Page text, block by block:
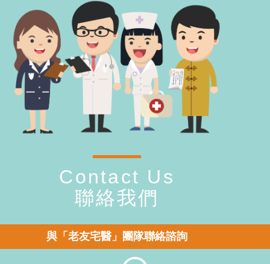
Contact Us
聯絡我們
與「老友宅醫」團隊聯絡諮詢